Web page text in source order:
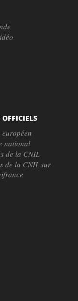
OFFICIELS
européen
national
de la CNIL
de la CNIL sur